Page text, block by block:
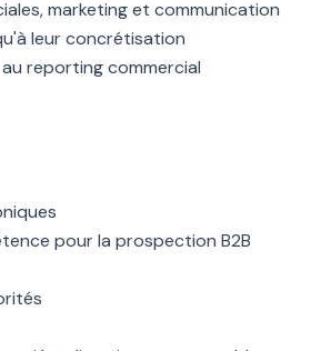
marketing et communication
leur concrétisation
reporting commercial
pour la prospection B2B